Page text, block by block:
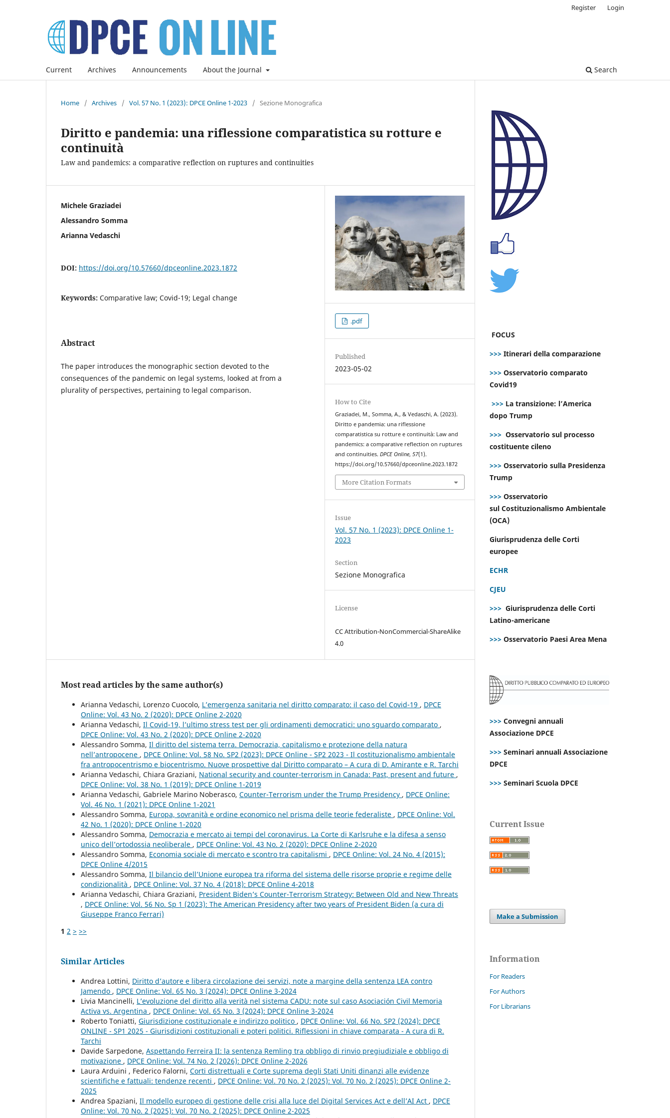
Current Archives Announcements About the Journal Search
Register Login
Home / Archives / Vol. 57 No. 1 (2023): DPCE Online 1-2023 / Sezione Monografica
Diritto e pandemia: una riflessione comparatistica su rotture e
continuità
Law and pandemics: a comparative reflection on ruptures and continuities
Michele Graziadei
Alessandro Somma
Arianna Vedaschi
DOI: https://doi.org/10.57660/dpceonline.2023.1872
Keywords: Comparative law; Covid-19; Legal change
Abstract
The paper introduces the monographic section devoted to the
consequences of the pandemic on legal systems, looked at from a
plurality of perspectives, pertaining to legal comparison.
.pdf
Published
2023-05-02
How to Cite
Graziadei, M., Somma, A., & Vedaschi, A. (2023).
Diritto e pandemia: una riflessione
comparatistica su rotture e continuità: Law and
pandemics: a comparative reflection on ruptures
and continuities.DPCE Online,57(1).
https://doi.org/10.57660/dpceonline.2023.1872
More Citation Formats
Issue
Vol. 57 No. 1 (2023): DPCE Online 1-
2023
Section
Sezione Monografica
License
CC Attribution-NonCommercial-ShareAlike
4.0
Most read articles by the same author(s)
Arianna Vedaschi, Lorenzo Cuocolo, L’emergenza sanitaria nel diritto comparato: il caso del Covid-19 , DPCE
Online: Vol. 43 No. 2 (2020): DPCE Online 2-2020
Arianna Vedaschi, Il Covid-19, l’ultimo stress test per gli ordinamenti democratici: uno sguardo comparato ,
DPCE Online: Vol. 43 No. 2 (2020): DPCE Online 2-2020
Alessandro Somma, Il diritto del sistema terra. Democrazia, capitalismo e protezione della natura
nell’antropocene , DPCE Online: Vol. 58 No. SP2 (2023): DPCE Online - SP2 2023 - Il costituzionalismo ambientale
fra antropocentrismo e biocentrismo. Nuove prospettive dal Diritto comparato – A cura di D. Amirante e R. Tarchi
Arianna Vedaschi, Chiara Graziani, National security and counter-terrorism in Canada: Past, present and future ,
DPCE Online: Vol. 38 No. 1 (2019): DPCE Online 1-2019
Arianna Vedaschi, Gabriele Marino Noberasco, Counter-Terrorism under the Trump Presidency , DPCE Online:
Vol. 46 No. 1 (2021): DPCE Online 1-2021
Alessandro Somma, Europa, sovranità e ordine economico nel prisma delle teorie federaliste , DPCE Online: Vol.
42 No. 1 (2020): DPCE Online 1-2020
Alessandro Somma, Democrazia e mercato ai tempi del coronavirus. La Corte di Karlsruhe e la difesa a senso
unico dell’ortodossia neoliberale , DPCE Online: Vol. 43 No. 2 (2020): DPCE Online 2-2020
Alessandro Somma, Economia sociale di mercato e scontro tra capitalismi , DPCE Online: Vol. 24 No. 4 (2015):
DPCE Online 4/2015
Alessandro Somma, Il bilancio dell’Unione europea tra riforma del sistema delle risorse proprie e regime delle
condizionalità , DPCE Online: Vol. 37 No. 4 (2018): DPCE Online 4-2018
Arianna Vedaschi, Chiara Graziani, President Biden’s Counter-Terrorism Strategy: Between Old and New Threats
, DPCE Online: Vol. 56 No. Sp 1 (2023): The American Presidency after two years of President Biden (a cura di
Giuseppe Franco Ferrari)
1 2 > >>
Similar Articles
Andrea Lottini, Diritto d’autore e libera circolazione dei servizi, note a margine della sentenza LEA contro
Jamendo , DPCE Online: Vol. 65 No. 3 (2024): DPCE Online 3-2024
Livia Mancinelli, L’evoluzione del diritto alla verità nel sistema CADU: note sul caso Asociación Civil Memoria
Activa vs. Argentina , DPCE Online: Vol. 65 No. 3 (2024): DPCE Online 3-2024
Roberto Toniatti, Giurisdizione costituzionale e indirizzo politico , DPCE Online: Vol. 66 No. SP2 (2024): DPCE
ONLINE - SP1 2025 - Giurisdizioni costituzionali e poteri politici. Riflessioni in chiave comparata - A cura di R.
Tarchi
Davide Sarpedone, Aspettando Ferreira II: la sentenza Remling tra obbligo di rinvio pregiudiziale e obbligo di
motivazione , DPCE Online: Vol. 74 No. 2 (2026): DPCE Online 2-2026
Laura Arduini , Federico Falorni, Corti distrettuali e Corte suprema degli Stati Uniti dinanzi alle evidenze
scientifiche e fattuali: tendenze recenti , DPCE Online: Vol. 70 No. 2 (2025): Vol. 70 No. 2 (2025): DPCE Online 2-
2025
Andrea Spaziani, Il modello europeo di gestione delle crisi alla luce del Digital Services Act e dell’AI Act , DPCE
Online: Vol. 70 No. 2 (2025): Vol. 70 No. 2 (2025): DPCE Online 2-2025
FOCUS
>>> Itinerari della comparazione
>>> Osservatorio comparato
Covid19
>>> La transizione: l’America
dopo Trump
>>> Osservatorio sul processo
costituente cileno
>>> Osservatorio sulla Presidenza
Trump
>>> Osservatorio
sul Costituzionalismo Ambientale
(OCA)
Giurisprudenza delle Corti
europee
ECHR
CJEU
>>> Giurisprudenza delle Corti
Latino-americane
>>> Osservatorio Paesi Area Mena
>>> Convegni annuali
Associazione DPCE
>>> Seminari annuali Associazione
DPCE
>>> Seminari Scuola DPCE
Current Issue
Make a Submission
Information
For Readers
For Authors
For Librarians